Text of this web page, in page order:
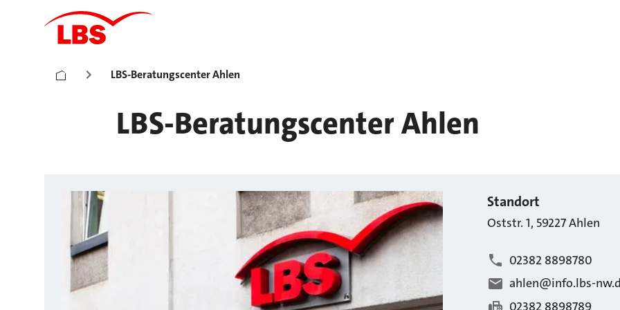
LBS-Beratungscenter Ahlen
LBS-Beratungscenter Ahlen
Standort
Oststr. 1, 59227Ahlen
02382 8898780
ahlen@info.lbs-
02382 8898789